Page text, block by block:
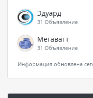
Эдуард
31 Объявление
Мегаватт
31 Объявление
Информация обновлена